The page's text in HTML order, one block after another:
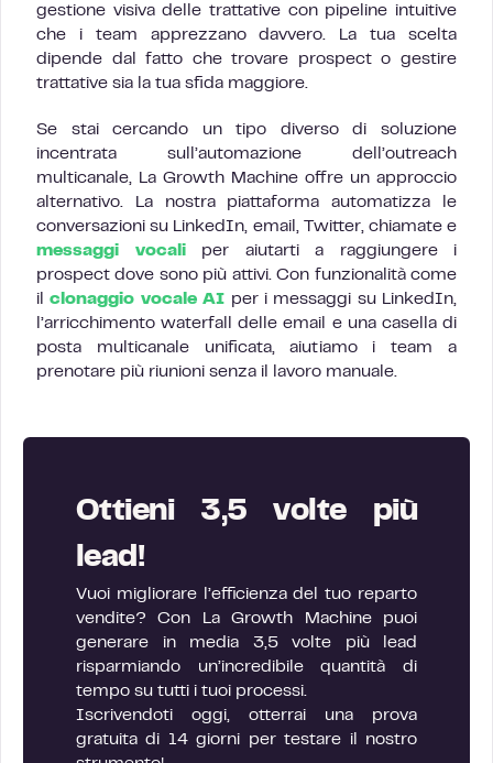
gestione visiva delle trattative con pipeline intuitive
che i team apprezzano davvero. La tua scelta
dipende dal fatto che trovare prospect o gestire
trattative sia la tua sfida maggiore.
Se stai cercando un tipo diverso di soluzione
incentrata sull’automazione dell’outreach
multicanale, La Growth Machine offre un approccio
alternativo. La nostra piattaforma automatizza le
conversazioni su LinkedIn, email, Twitter, chiamate e
messaggi vocaliper aiutarti a raggiungere i
prospect dove sono più attivi. Con funzionalità come
ilclonaggio vocale AI per i messaggi su LinkedIn,
l’arricchimento waterfall delle email e una casella di
posta multicanale unificata, aiutiamo i team a
prenotare più riunioni senza il lavoro manuale.
Ottieni 3,5 volte più
lead!
Vuoi migliorare l’efficienza del tuo reparto
vendite? Con La Growth Machine puoi
generare in media 3,5 volte più lead
risparmiando un’incredibile quantità di
tempo su tutti i tuoi processi.
Iscrivendoti oggi, otterrai una prova
gratuita di 14 giorni per testare il nostro